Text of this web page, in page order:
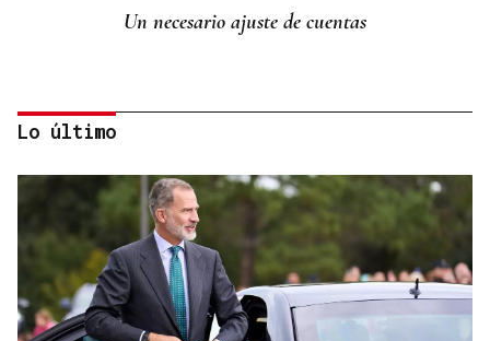
Un necesario ajuste de cuentas
Manuel Baltar
“Six seven”
Lo último